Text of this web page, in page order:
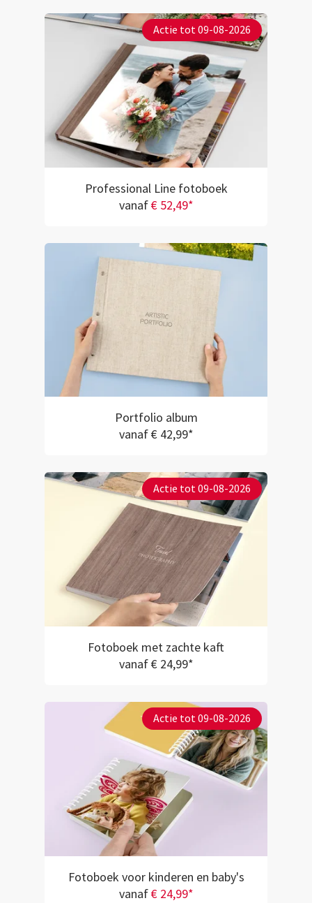
Actie tot 09-08-2026
Professional Line fotoboek
vanaf€ 52,49*
Portfolio album
vanaf € 42,99*
Actie tot 09-08-2026
Fotoboek met zachte kaft
vanaf € 24,99*
Actie tot 09-08-2026
Fotoboek voor kinderen en baby's
vanaf€ 24,99*